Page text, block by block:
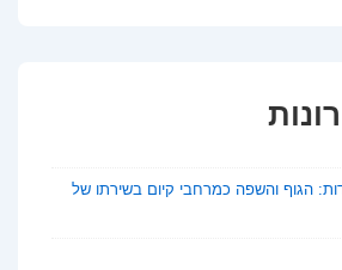
הגוף והשפה כמרחבי קיום בשירתו של